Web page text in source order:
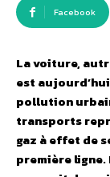
Facebook
La voiture,
est
pollution
transports
gaz à effet de
première